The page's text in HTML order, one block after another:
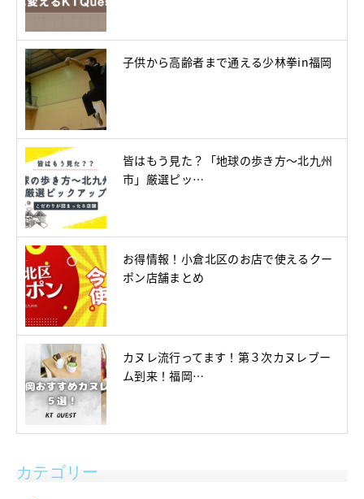
子供から高齢者まで通える少林拳in福岡
皆はもう見た？「地球の歩き方～北九州
市」厳選ピッ…
お得情報！小倉北区のお店で使えるクー
ポン店舗まとめ
カヌレ流行ってます！第３次カヌレブー
ム到来！福岡…
カテゴリー